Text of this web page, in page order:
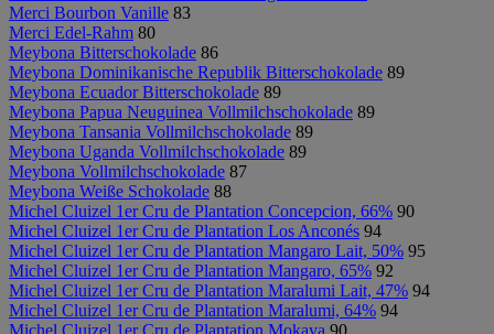
Merci Bourbon Vanille 83
Merci Edel-Rahm 80
Meybona Bitterschokolade 86
Meybona Dominikanische Republik Bitterschokolade 89
Meybona Ecuador Bitterschokolade 89
Meybona Papua Neuguinea Vollmilchschokolade 89
Meybona Tansania Vollmilchschokolade 89
Meybona Uganda Vollmilchschokolade 89
Meybona Vollmilchschokolade 87
Meybona Weiße Schokolade 88
Michel Cluizel 1er Cru de Plantation Concepcion, 66% 90
Michel Cluizel 1er Cru de Plantation Los Anconés 94
Michel Cluizel 1er Cru de Plantation Mangaro Lait, 50% 95
Michel Cluizel 1er Cru de Plantation Mangaro, 65% 92
Michel Cluizel 1er Cru de Plantation Maralumi Lait, 47% 94
Michel Cluizel 1er Cru de Plantation Maralumi, 64% 94